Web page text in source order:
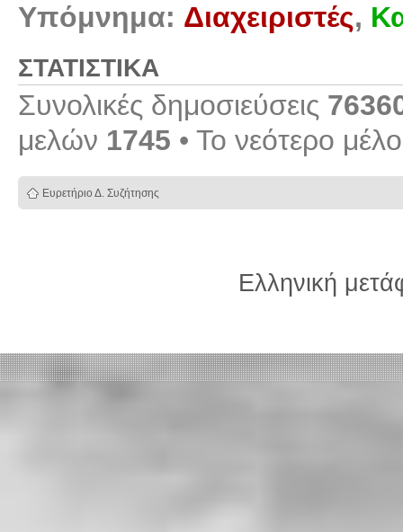
Υπόμνημα: Διαχειριστές,
ΣΤΑΤΙΣΤΙΚΆ
Συνολικές δημοσιεύσεις
μελών 1745 • Το νεότερο
Ευρετήριο Δ. Συζήτησης
Ελληνική